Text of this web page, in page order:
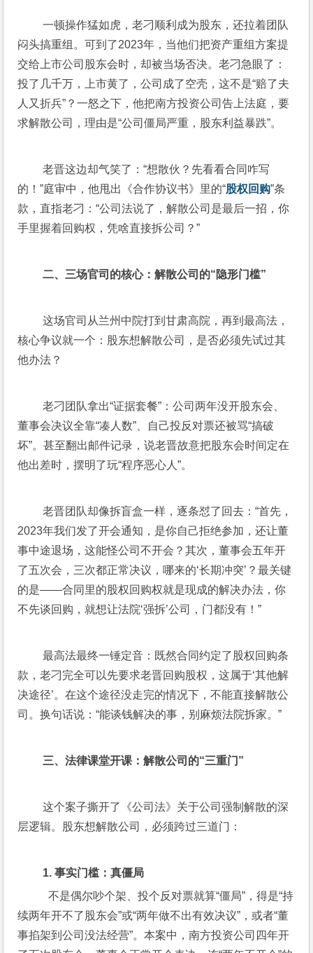
一顿操作猛如虎，老刁顺利成为股东，还拉着团队
闷头搞重组。可到了2023年，当他们把资产重组方案提
交给上市公司股东会时，却被当场否决。老刁急眼了：
投了几千万，上市黄了，公司成了空壳，这不是“赔了夫
人又折兵”？一怒之下，他把南方投资公司告上法庭，要
求解散公司，理由是“公司僵局严重，股东利益暴跌”。
老晋这边却气笑了：“想散伙？先看看合同咋写
的！”庭审中，他甩出《合作协议书》里的“股权回购”条
款，直指老刁：“公司法说了，解散公司是最后一招，你
手里握着回购权，凭啥直接拆公司？”
二、三场官司的核心：解散公司的“隐形门槛”
这场官司从兰州中院打到甘肃高院，再到最高法，
核心争议就一个：股东想解散公司，是否必须先试过其
他办法？
老刁团队拿出“证据套餐”：公司两年没开股东会、
董事会决议全靠“凑人数”、自己投反对票还被骂“搞破
坏”。甚至翻出邮件记录，说老晋故意把股东会时间定在
他出差时，摆明了玩“程序恶心人”。
老晋团队却像拆盲盒一样，逐条怼了回去：“首先，
2023年我们发了开会通知，是你自己拒绝参加，还让董
事中途退场，这能怪公司不开会？其次，董事会五年开
了五次会，三次都正常决议，哪来的‘长期冲突’？最关键
的是——合同里的股权回购权就是现成的解决办法，你
不先谈回购，就想让法院‘强拆’公司，门都没有！”
最高法最终一锤定音：既然合同约定了股权回购条
款，老刁完全可以先要求老晋回购股权，这属于‘其他解
决途径’。在这个途径没走完的情况下，不能直接解散公
司。换句话说：“能谈钱解决的事，别麻烦法院拆家。”
三、法律课堂开课：解散公司的“三重门”
这个案子撕开了《公司法》关于公司强制解散的深
层逻辑。股东想解散公司，必须跨过三道门：
1. 事实门槛：真僵局
不是偶尔吵个架、投个反对票就算“僵局”，得是“持
续两年开不了股东会”或“两年做不出有效决议”，或者“董
事掐架到公司没法经营”。本案中，南方投资公司四年开